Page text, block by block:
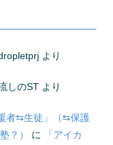
より
しのST より
者⇆生徒」（⇆保護
？）
に
「アイカ